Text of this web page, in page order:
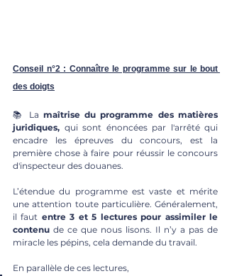
Conseil n°2 : Connaître le programme sur le bout
des doigts
📚 La maîtrise du programme des matières
juridiques, qui sont énoncées par l'arrêté qui
encadre les épreuves du concours, est la
première chose à faire pour réussir le concours
d'inspecteur des douanes.
L’étendue du programme est vaste et mérite
une attention toute particulière. Généralement,
il faut entre 3 et 5 lectures pour assimiler le
contenu de ce que nous lisons. Il n’y a pas de
miracle les pépins, cela demande du travail.
En parallèle de ces lectures,